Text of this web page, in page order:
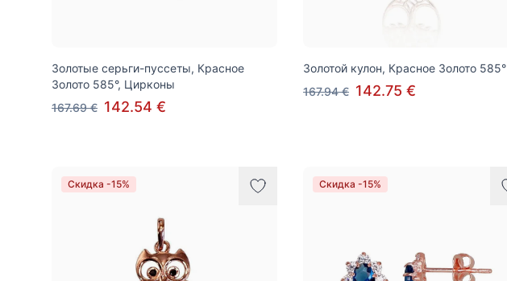
Золотые серьги-пуссеты, Красное
Золото 585°, Цирконы
167.69 € 142.54 €
Золотой кулон, Красное Золото 585°
167.94 € 142.75 €
Скидка -15% Скидка -15%